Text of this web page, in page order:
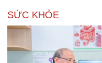
SỨC KHỎE